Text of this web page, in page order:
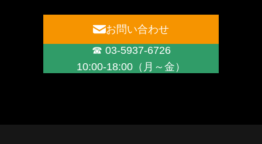
お問い合わせ
☎ 03-5937-6726
10:00-18:00（月～金）